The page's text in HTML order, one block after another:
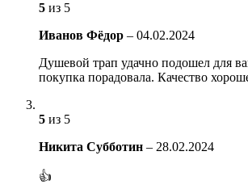
5 из 5
Иванов Фёдор – 04.02.2024
Душевой трап удачно подошел для
покупка порадовала. Качество
5 из 5
Никита Субботин – 28.02.2024
👍